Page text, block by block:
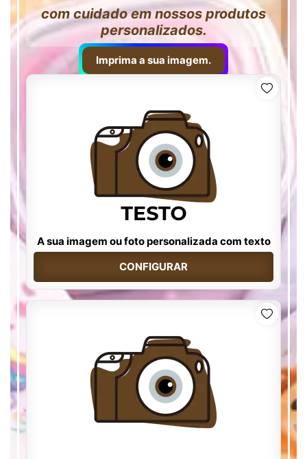
com cuidado em nossos produtos
personalizados.
Imprima a sua imagem.
A sua imagem ou foto personalizada com texto
CONFIGURAR